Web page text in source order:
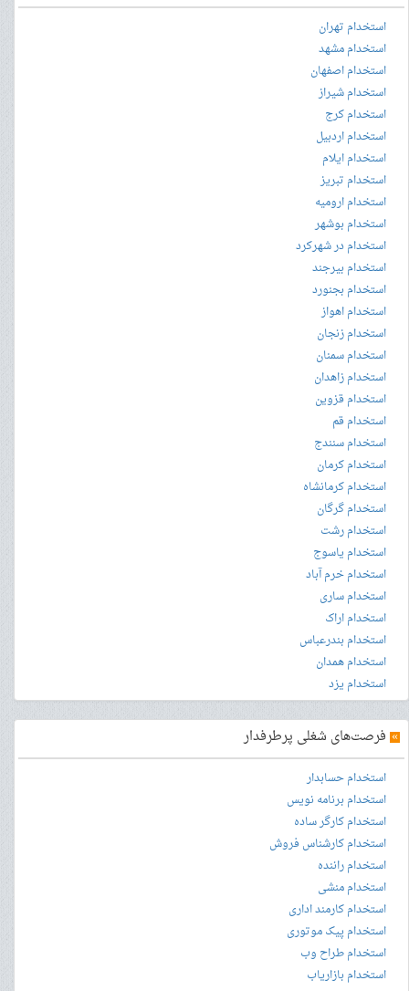
استخدام تهران
استخدام مشهد
استخدام اصفهان
استخدام شیراز
استخدام کرج
استخدام اردبیل
استخدام ایلام
استخدام تبریز
استخدام ارومیه
استخدام بوشهر
استخدام در شهرکرد
استخدام بیرجند
استخدام بجنورد
استخدام اهواز
استخدام زنجان
استخدام سمنان
استخدام زاهدان
استخدام قزوین
استخدام قم
استخدام سنندج
استخدام کرمان
استخدام کرمانشاه
استخدام گرگان
استخدام رشت
استخدام یاسوج
استخدام خرم آباد
استخدام ساری
استخدام اراک
استخدام بندرعباس
استخدام همدان
استخدام یزد
» فرصت‌های شغلی پرطرفدار
استخدام حسابدار
استخدام برنامه نویس
استخدام کارگر ساده
استخدام کارشناس فروش
استخدام راننده
استخدام منشی
استخدام کارمند اداری
استخدام پیک موتوری
استخدام طراح وب
استخدام بازاریاب